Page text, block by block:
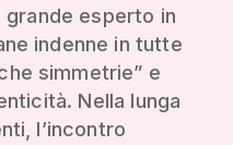
esperto in
indenne in tutte
simmetrie” e
Nella lunga
l’incontro